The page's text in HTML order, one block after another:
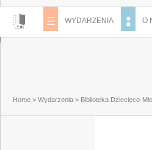
WYDARZENIA O
Home > Wydarzenia > Biblioteka Dziecięco-